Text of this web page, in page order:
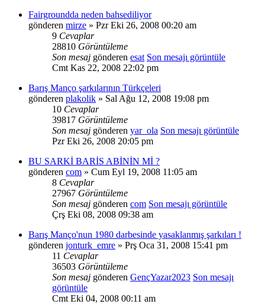
Fairgroundda neden bahsediliyor
gönderen mirze » Pzr Eki 26, 2008 00:20 am
9 Cevaplar
28810 Görüntüleme
Son mesaj gönderen esat Son mesajı görüntüle
Cmt Kas 22, 2008 22:02 pm
Barış Manço şarkılarının Türkçeleri
gönderen plakolik » Sal Ağu 12, 2008 19:08 pm
10 Cevaplar
39817 Görüntüleme
Son mesaj gönderen yar_ola Son mesajı görüntüle
Pzr Eki 26, 2008 20:05 pm
BU SARKİ BARİS ABİNİN Mİ ?
gönderen com » Cum Eyl 19, 2008 11:05 am
8 Cevaplar
27967 Görüntüleme
Son mesaj gönderen com Son mesajı görüntüle
Çrş Eki 08, 2008 09:38 am
Barış Manço'nun 1980 darbesinde yasaklanmış şarkıları !
gönderen jonturk_emre » Prş Oca 31, 2008 15:41 pm
11 Cevaplar
36503 Görüntüleme
Son mesaj gönderen GençYazar2023 Son mesajı
görüntüle
Cmt Eki 04, 2008 00:11 am